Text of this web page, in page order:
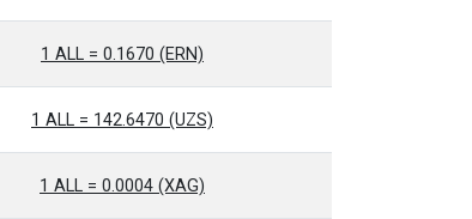
1 ALL = 0.1670 (ERN)
1 ALL = 142.6470 (UZS)
1 ALL = 0.0004 (XAG)